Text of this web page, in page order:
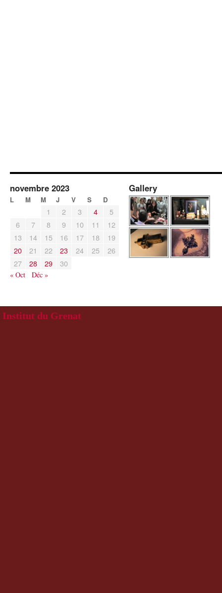
novembre 2023
L M M J V S D
1 2 3 4
5
6
7 8 9 10 11
12
13
14 15 16 17 18
19
20
21 22 23 24 25
26
27
28 29 30
« Oct Déc »
Gallery
Institut du Grenat